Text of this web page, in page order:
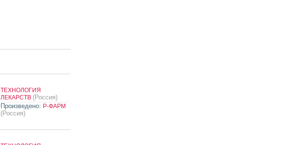
ТЕХНОЛОГИЯ
ЛЕКАРСТВ (Россия)
Произведено: Р-ФАРМ
(Россия)